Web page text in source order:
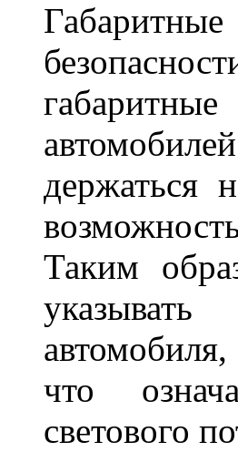
держаться
Таким
что
светового